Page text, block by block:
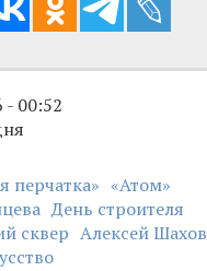
- 00:52
перчатка» «Атом»
День строителя
сквер Алексей Шахов